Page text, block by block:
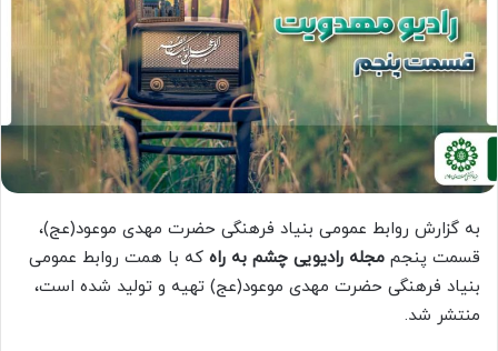
به گزارش روابط عمومی بنیاد فرهنگی حضرت مهدی موعود(عج)،
قسمت پنجم مجله رادیویی چشم به راه که با همت روابط عمومی
بنیاد فرهنگی حضرت مهدی موعود(عج) تهیه و تولید شده است،
منتشر شد.